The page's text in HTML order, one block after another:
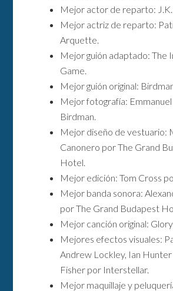
Mejor actor de reparto: J.K.
Mejor actriz de reparto:
Arquette.
Mejor guión adaptado: The
Game.
Mejor guión original:
Mejor fotografía:
Birdman.
Mejor diseño de vestuario:
Canonero por The Grand
Hotel.
Mejor edición: Tom Cross
Mejor banda sonora:
por The Grand Budapest
Mejor canción original:
Mejores efectos visuales:
Andrew Lockley, Ian
Fisher por Interstellar.
Mejor maquillaje y